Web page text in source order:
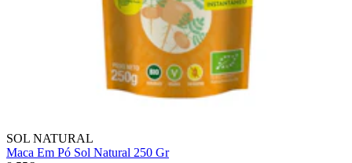
SOL NATURAL
Maca Em Pó Sol Natural 250 Gr